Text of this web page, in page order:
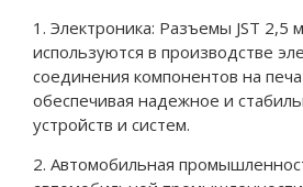
1. Электроника: Разъемы JST 2,5
используются в производстве
соединения компонентов на
обеспечивая надежное и
устройств и систем.
2. Автомобильная